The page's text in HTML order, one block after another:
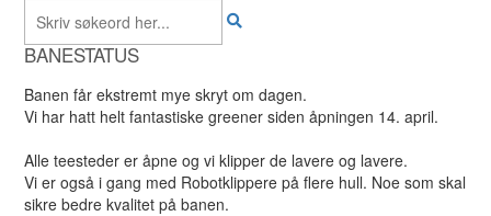
BANESTATUS
Banen får ekstremt mye skryt om dagen.
Vi har hatt helt fantastiske greener siden åpningen 14. april.
Alle teesteder er åpne og vi klipper de lavere og lavere.
Vi er også i gang med Robotklippere på flere hull. Noe som skal
sikre bedre kvalitet på banen.